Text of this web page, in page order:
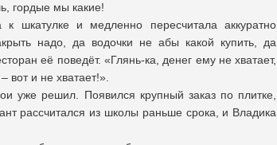
гордые мы какие!
шкатулке и медленно пересчитала аккуратно
надо, да водочки не абы какой купить, да
её поведёт. «Глянь-ка, денег ему не хватает,
и не хватает!».
уже решил. Появился крупный заказ по плитке,
рассчитался из школы раньше срока, и Владика